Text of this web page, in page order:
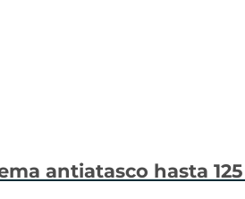
antiatasco hasta